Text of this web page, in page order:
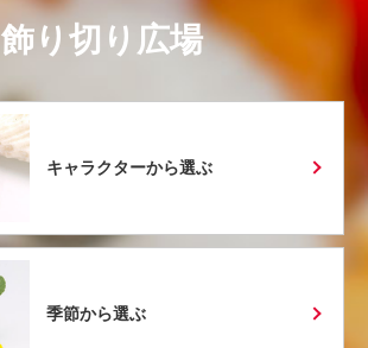
飾り切り広場
キャラクターから選ぶ
季節から選ぶ